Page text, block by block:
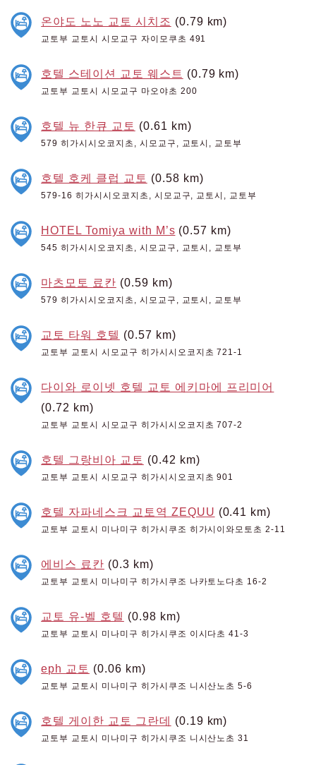
온야도 노노 교토 시치조 (0.79 km)
교토부 교토시 시모교구 자이모쿠초 491
호텔 스테이션 교토 웨스트 (0.79 km)
교토부 교토시 시모교구 마오야초 200
호텔 뉴 한큐 교토 (0.61 km)
579 히가시시오코지초, 시모교구, 교토시, 교토부
호텔 호케 클럽 교토 (0.58 km)
579-16 히가시시오코지초, 시모교구, 교토시, 교토부
HOTEL Tomiya with M’s (0.57 km)
545 히가시시오코지초, 시모교구, 교토시, 교토부
마츠모토 료칸 (0.59 km)
579 히가시시오코지초, 시모교구, 교토시, 교토부
교토 타워 호텔 (0.57 km)
교토부 교토시 시모교구 히가시시오코지초 721-1
다이와 로이넷 호텔 교토 에키마에 프리미어
(0.72 km)
교토부 교토시 시모교구 히가시시오코지초 707-2
호텔 그랑비아 교토 (0.42 km)
교토부 교토시 시모교구 히가시시오코지초 901
호텔 자파네스크 교토역 ZEQUU (0.41 km)
교토부 교토시 미나미구 히가시쿠조 히가시이와모토초 2-11
에비스 료칸 (0.3 km)
교토부 교토시 미나미구 히가시쿠조 나카토노다초 16-2
교토 유-벨 호텔 (0.98 km)
교토부 교토시 미나미구 히가시쿠조 이시다초 41-3
eph 교토 (0.06 km)
교토부 교토시 미나미구 히가시쿠조 니시산노초 5-6
호텔 게이한 교토 그란데 (0.19 km)
교토부 교토시 미나미구 히가시쿠조 니시산노초 31